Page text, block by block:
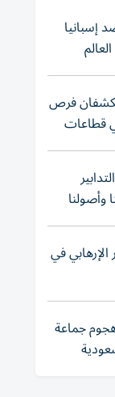
إسبانيا
فرص
قطاعات
وأصولنا
الإرهابي في
جماعة